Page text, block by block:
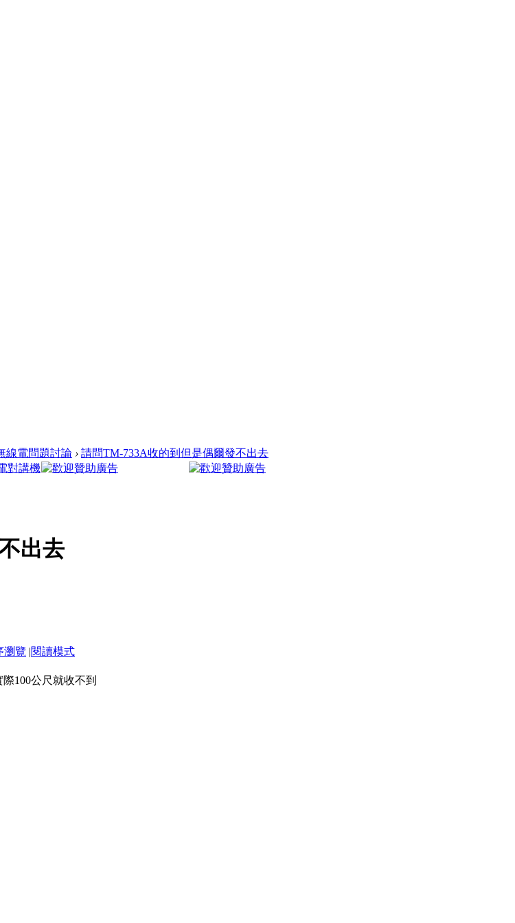
線電問題討論 › 請問TM-733A收的到但是偶爾發不出去
出去
瀏覽 |閱讀模式
100公尺就收不到